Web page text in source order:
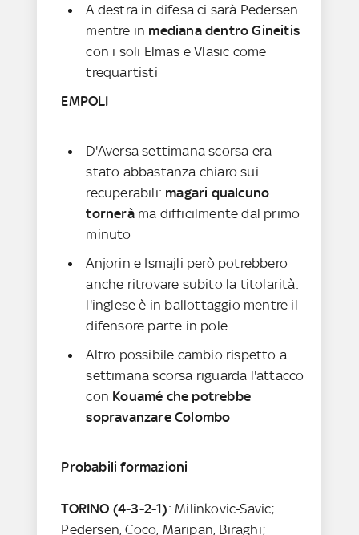
A destra in difesa ci sarà Pedersen
mentre in mediana dentro Gineitis
con i soli Elmas e Vlasic come
trequartisti
EMPOLI
D'Aversa settimana scorsa era
stato abbastanza chiaro sui
recuperabili: magari qualcuno
torneràma difficilmente dal primo
minuto
Anjorin e Ismajli però potrebbero
anche ritrovare subito la titolarità:
l'inglese è in ballottaggio mentre il
difensore parte in pole
Altro possibile cambio rispetto a
settimana scorsa riguarda l'attacco
con Kouamé che potrebbe
sopravanzare Colombo
Probabili formazioni
TORINO (4-3-2-1): Milinkovic-Savic;
Pedersen, Coco, Maripan, Biraghi;